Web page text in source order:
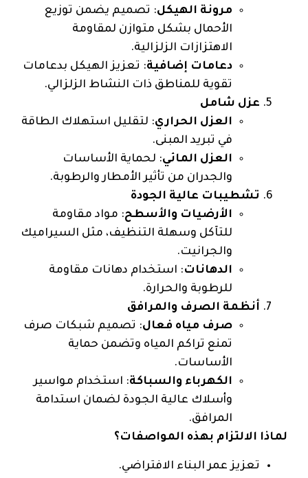
مرونة الهيكل: تصميم يضمن توزيع
الأحمال بشكل متوازن لمقاومة
الاهتزازات الزلزالية.
دعامات إضافية: تعزيز الهيكل بدعامات
تقوية للمناطق ذات النشاط الزلزالي.
عزل شامل
العزل الحراري: لتقليل استهلاك الطاقة
في تبريد المبنى.
العزل المائي: لحماية الأساسات
والجدران من تأثير الأمطار والرطوبة.
تشطيبات عالية الجودة
الأرضيات والأسطح: مواد مقاومة
للتآكل وسهلة التنظيف، مثل السيراميك
والجرانيت.
الدهانات: استخدام دهانات مقاومة
للرطوبة والحرارة.
أنظمة الصرف والمرافق
صرف مياه فعال: تصميم شبكات صرف
تمنع تراكم المياه وتضمن حماية
الأساسات.
الكهرباء والسباكة: استخدام مواسير
وأسلاك عالية الجودة لضمان استدامة
المرافق.
لماذا الالتزام بهذه المواصفات؟
تعزيز عمر البناء الافتراضي.